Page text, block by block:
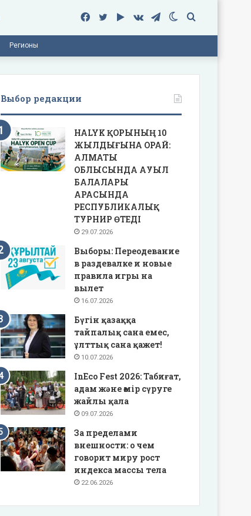
Поиск
Switch
Telegram
vk.com
Google
Twitter
Facebook
Регионы
Выбор редакции
HALYK ҚОРЫНЫҢ 10
ЖЫЛДЫҒЫНА ОРАЙ:
АЛМАТЫ
ОБЛЫСЫНДА АУЫЛ
БАЛАЛАРЫ
АРАСЫНДА
РЕСПУБЛИКАЛЫҚ
ТУРНИР ӨТЕДІ
29.07.2026
Выборы: Переодевание
в раздевалке и новые
правила игры на
вылет
16.07.2026
Бүгін қазаққа
тайпалық сана емес,
ұлттық сана қажет!
10.07.2026
InEco Fest 2026: Табиғат,
адам және өмір сүруге
жайлы қала
09.07.2026
За пределами
внешности: о чем
говорит миру рост
индекса массы тела
22.06.2026